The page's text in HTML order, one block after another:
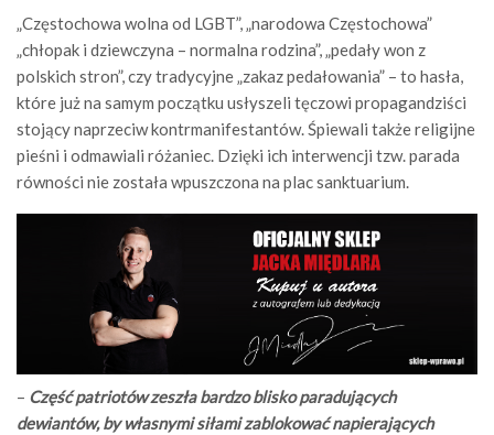
„Częstochowa wolna od LGBT”, „narodowa Częstochowa”
„chłopak i dziewczyna – normalna rodzina”, „pedały won z
polskich stron”, czy tradycyjne „zakaz pedałowania” – to hasła,
które już na samym początku usłyszeli tęczowi propagandziści
stojący naprzeciw kontrmanifestantów. Śpiewali także religijne
pieśni i odmawiali różaniec. Dzięki ich interwencji tzw. parada
równości nie została wpuszczona na plac sanktuarium.
– Część patriotów zeszła bardzo blisko paradujących
dewiantów, by własnymi siłami zablokować napierających